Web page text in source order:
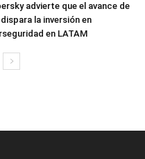
advierte que el avance de
dispara la inversión en
en LATAM